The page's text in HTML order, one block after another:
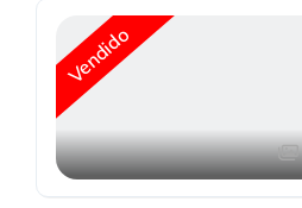
Vendido